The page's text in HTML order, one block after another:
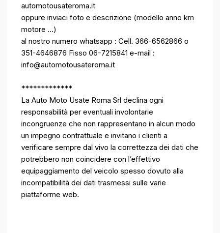
automotousateroma.it
oppure inviaci foto e descrizione (modello anno km
motore ...)
al nostro numero whatsapp : Cell. 366-6562866 o
351-4646876 Fisso 06-7215841 e-mail :
info@automotousateroma.it
*************
La Auto Moto Usate Roma Srl declina ogni
responsabilità per eventuali involontarie
incongruenze che non rappresentano in alcun modo
un impegno contrattuale e invitano i clienti a
verificare sempre dal vivo la correttezza dei dati che
potrebbero non coincidere con l’effettivo
equipaggiamento del veicolo spesso dovuto alla
incompatibilità dei dati trasmessi sulle varie
piattaforme web.